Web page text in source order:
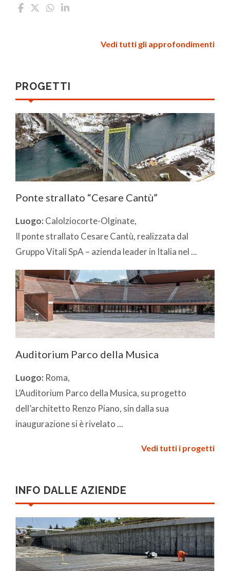
Vedi tutti gli approfondimenti
PROGETTI
Ponte strallato “Cesare Cantù”
Luogo: Calolziocorte-Olginate,
Il ponte strallato Cesare Cantù, realizzata dal
Gruppo Vitali SpA – azienda leader in Italia nel ...
Auditorium Parco della Musica
Luogo: Roma,
L’Auditorium Parco della Musica, su progetto
dell’architetto Renzo Piano, sin dalla sua
inaugurazione si è rivelato ...
Vedi tutti i progetti
INFO DALLE AZIENDE